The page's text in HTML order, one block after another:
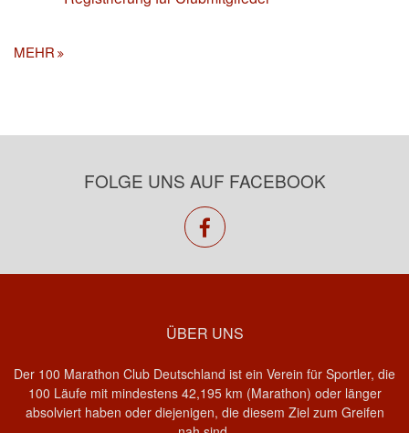
MEHR
FOLGE UNS AUF FACEBOOK
facebook
ÜBER UNS
Der 100 Marathon Club Deutschland ist ein Verein für Sportler, die
100 Läufe mit mindestens 42,195 km (Marathon) oder länger
absolviert haben oder diejenigen, die diesem Ziel zum Greifen